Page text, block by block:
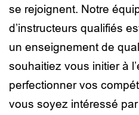
se rejoignent. Notre
d’instructeurs qualifiés
un enseignement de
souhaitiez vous initier à
perfectionner vos
vous soyez intéressé